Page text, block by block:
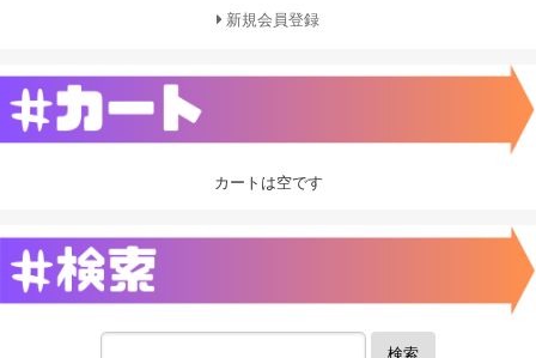
新規会員登録
カートは空です
検索